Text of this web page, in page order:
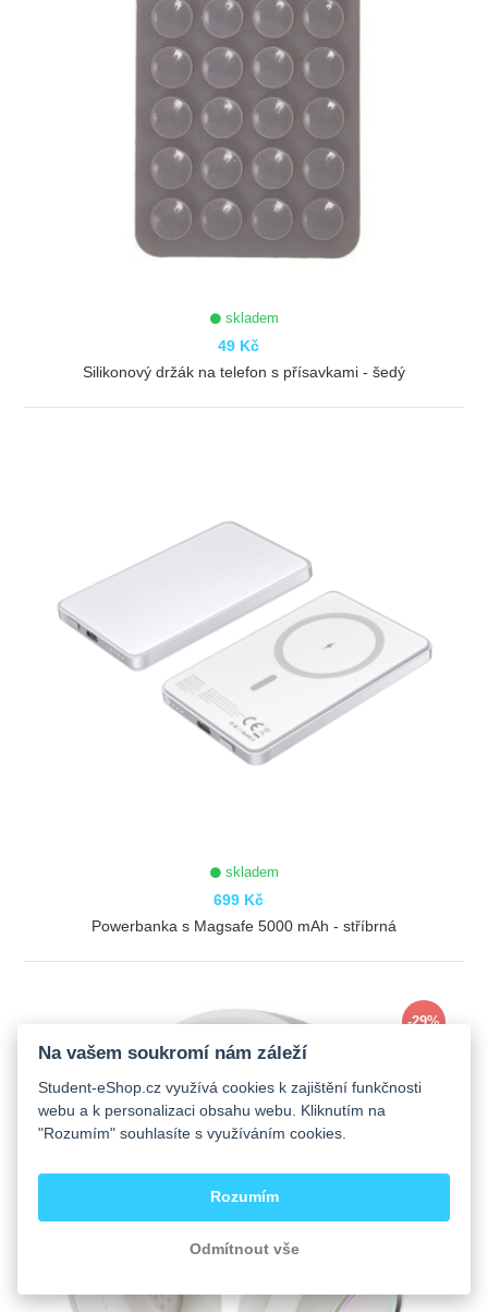
skladem
49 Kč
Silikonový držák na telefon s přísavkami - šedý
skladem
699 Kč
Powerbanka s Magsafe 5000 mAh - stříbrná
-29%
Na vašem soukromí nám záleží
Student-eShop.cz využívá cookies k zajištění funkčnosti
webu a k personalizaci obsahu webu. Kliknutím na
"Rozumím" souhlasíte s využíváním cookies.
Rozumím
Odmítnout vše